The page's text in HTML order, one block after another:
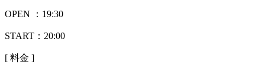
OPEN ： 19:30
START：20:00
[ 料金 ]